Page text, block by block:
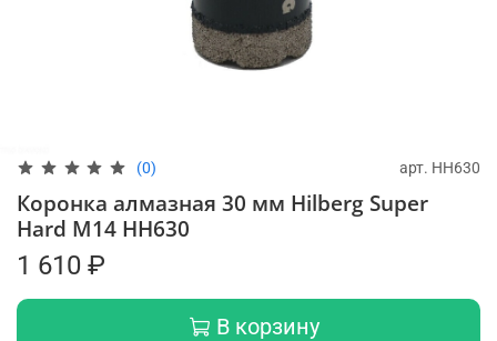
(0) арт. HH630
Коронка алмазная 30 мм Hilberg Super
Hard M14 HH630
1 610 ₽
В корзину